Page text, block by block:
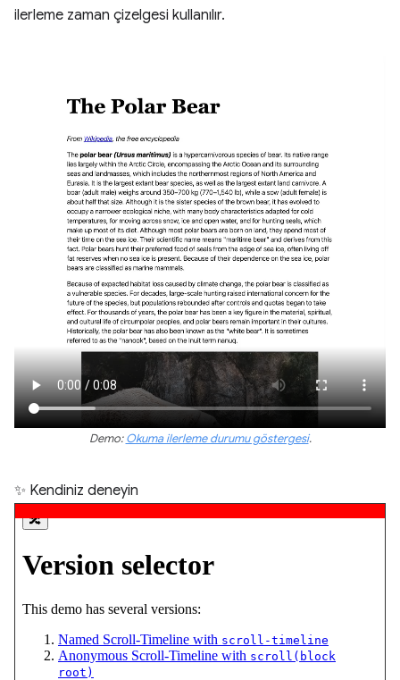
ilerleme zaman çizelgesi kullanılır.
Demo:Okuma ilerleme durumu göstergesi.
✨ Kendiniz deneyin